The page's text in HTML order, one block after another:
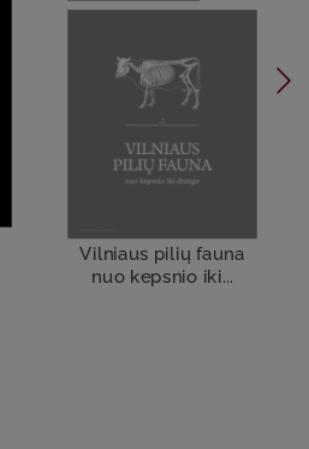
Vilniaus pilių fauna
nuo kepsnio iki...